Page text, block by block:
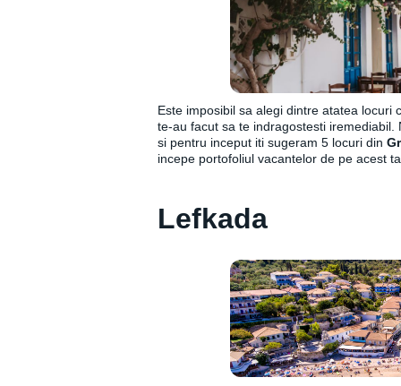
Este imposibil sa alegi dintre atatea locuri
te-au facut sa te indragostesti iremediabil.
si pentru inceput iti sugeram 5 locuri din
incepe portofoliul vacantelor de pe acest
Lefkada